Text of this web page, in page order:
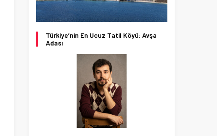
Türkiye’nin En Ucuz Tatil Köyü: Avşa
Adası